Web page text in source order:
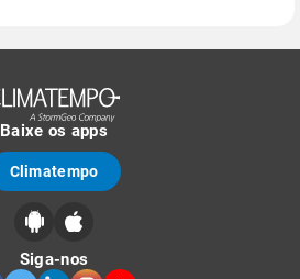
Baixe os apps
Climatempo
Siga-nos